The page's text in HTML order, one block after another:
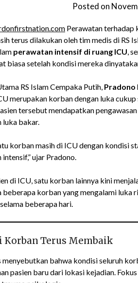
Posted on
Perawatan terhadap
terus dilakukan oleh tim medis di RS
perawatan intensif di ruang ICU,
biasa setelah kondisi mereka
RS Islam Cempaka Putih, Pradono
merupakan korban dengan luka
tersebut mendapatkan
luka bakar.
korban masih di ICU dengan kondisi
ujar Pradono.
di ICU, satu korban lainnya kini
beberapa korban yang mengalami luka
beberapa hari.
Korban Terus Membaik
menyebutkan bahwa kondisi seluruh
pasien baru dari lokasi kejadian.